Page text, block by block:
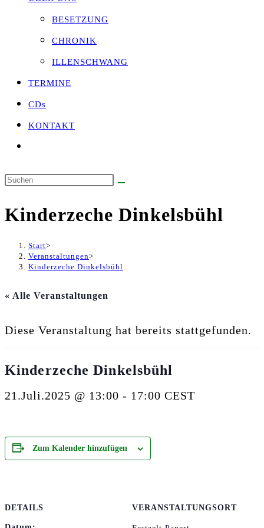
BESETZUNG
CHRONIK
ILLENSCHWANG
TERMINE
CDs
KONTAKT
umschalten
Diese
durchsuchen
Kinderzeche Dinkelsbühl
Start>
Veranstaltungen>
Kinderzeche Dinkelsbühl
« Alle Veranstaltungen
Diese Veranstaltung hat bereits stattgefunden.
Kinderzeche Dinkelsbühl
21.Juli.2025 @ 13:00 - 17:00 CEST
Zum Kalender hinzufügen
DETAILS VERANSTALTUNGSORT